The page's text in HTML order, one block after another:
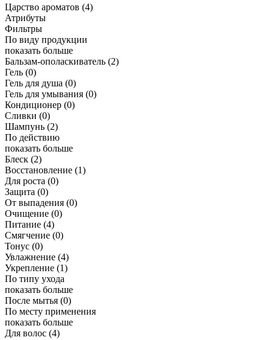
Царство ароматов (4)
Атрибуты
Фильтры
По виду продукции
показать больше
Бальзам-ополаскиватель (2)
Гель (0)
Гель для душа (0)
Гель для умывания (0)
Кондиционер (0)
Сливки (0)
Шампунь (2)
По действию
показать больше
Блеск (2)
Восстановление (1)
Для роста (0)
Защита (0)
От выпадения (0)
Очищение (0)
Питание (4)
Смягчение (0)
Тонус (0)
Увлажнение (4)
Укрепление (1)
По типу ухода
показать больше
После мытья (0)
По месту применения
показать больше
Для волос (4)